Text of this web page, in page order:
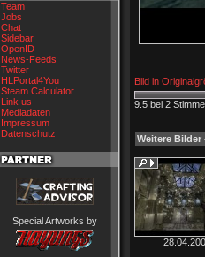
Team
Jobs
Chat
Sidebar
OpenID
News-Feeds
Twitter
HLPortal4You
Steam Calculator
Link us
Mediadaten
Impressum
Datenschutz
Special Artworks by
Bild in
9.5 bei 2
Weitere Bilder